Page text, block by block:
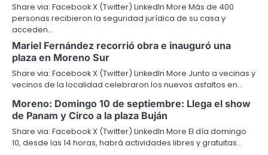
Share via: Facebook X (Twitter) LinkedIn More Más de 400
personas recibieron la seguridad jurídica de su casa y
acceden…
Mariel Fernández recorrió obra e inauguró una
plaza en Moreno Sur
Share via: Facebook X (Twitter) LinkedIn More Junto a vecinas y
vecinos de la localidad celebraron los nuevos asfaltos en…
Moreno: Domingo 10 de septiembre: Llega el show
de Panam y Circo a la plaza Buján
Share via: Facebook X (Twitter) LinkedIn More El día domingo
10, desde las 14 horas, habrá actividades libres y gratuitas…